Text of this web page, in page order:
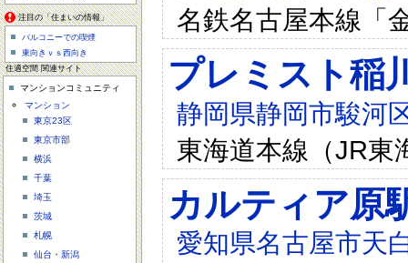
名鉄名古屋本線「
プレミスト稲
静岡県静岡市駿河
東海道本線（JR東
カルティア原
愛知県名古屋市天
注目の「住まいの情報」
バルコニーでの喫煙
東向きｖｓ西向き
住適空間 関連サイト
マンションコミュニティ
マンション
東京23区
東京市部
横浜
千葉
埼玉
茨城
札幌
仙台・新潟